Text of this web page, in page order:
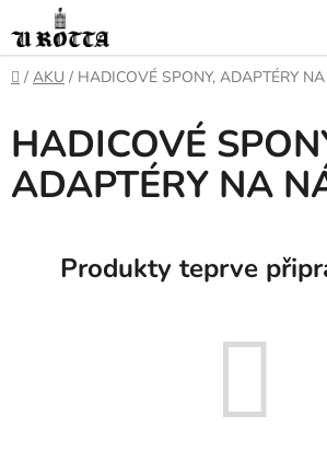
na
obsah
DOMŮ
/ AKU / HADICOVÉ SPONY, ADAPTÉRY
HADICOVÉ
ADAPTÉRY NA
Produkty teprve